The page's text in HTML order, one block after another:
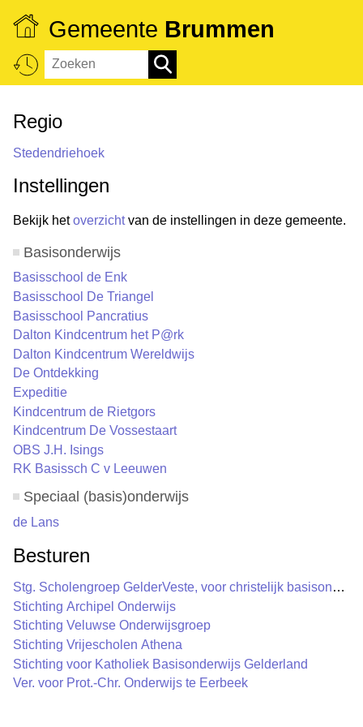
Gemeente Brummen
Regio
Stedendriehoek
Instellingen
Bekijk hetoverzichtvan de instellingen in deze gemeente.
Basisonderwijs
Basisschool de Enk
Basisschool De Triangel
Basisschool Pancratius
Dalton Kindcentrum het P@rk
Dalton Kindcentrum Wereldwijs
De Ontdekking
Expeditie
Kindcentrum de Rietgors
Kindcentrum De Vossestaart
OBS J.H. Isings
RK Basissch C v Leeuwen
Speciaal (basis)onderwijs
de Lans
Besturen
Stg. Scholengroep GelderVeste, voor christelijk basisonderw.
Stichting Archipel Onderwijs
Stichting Veluwse Onderwijsgroep
Stichting Vrijescholen Athena
Stichting voor Katholiek Basisonderwijs Gelderland
Ver. voor Prot.-Chr. Onderwijs te Eerbeek